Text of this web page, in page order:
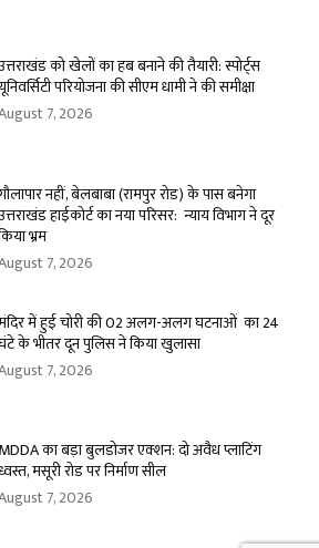
को खेलों का हब बनाने की तैयारी: स्पोर्ट्स
परियोजना की सीएम धामी ने की समीक्षा
7, 2026
नहीं, बेलबाबा (रामपुर रोड) के पास बनेगा
हाईकोर्ट का नया परिसर: न्याय विभाग ने दूर
भ्रम
7, 2026
में हुई चोरी की 02 अलग-अलग घटनाओं का 24
के भीतर दून पुलिस ने किया खुलासा
7, 2026
MDDA का बड़ा बुलडोजर एक्शन: दो अवैध प्लाटिंग
मसूरी रोड पर निर्माण सील
7, 2026